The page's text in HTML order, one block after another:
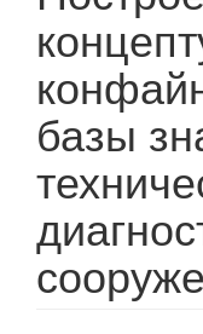
базы